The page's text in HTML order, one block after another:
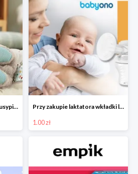
Innowacyjne produkty do usypiania w Empiku -20% Przy zakupie laktatora wkładki laktacyjne za 1 zł!
1.00 zł